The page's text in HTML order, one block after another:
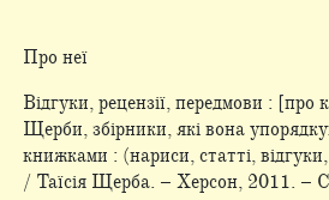
Про неї
Відгуки, рецензії, передмови : [про
Щерби, збірники, які вона
книжками : (нариси, статті,
/ Таїсія Щерба. – Херсон, 2011. –